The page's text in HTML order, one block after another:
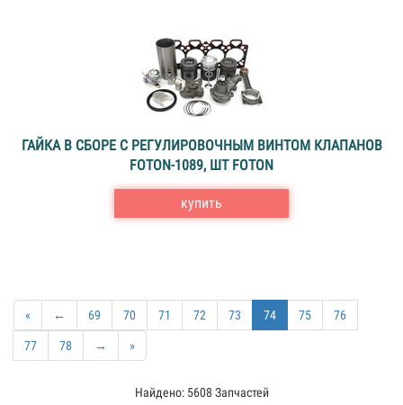
ГАЙКА В СБОРЕ С РЕГУЛИРОВОЧНЫМ ВИНТОМ КЛАПАНОВ
FOTON-1089, ШТ FOTON
купить
« ← 69 70 71 72 73 74 75 76
77 78 → »
Найдено: 5608 Запчастей